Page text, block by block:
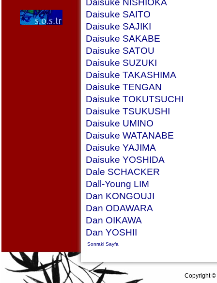
Daisuke NISHIOKA
Daisuke SAITO
Daisuke SAJIKI
Daisuke SAKABE
Daisuke SATOU
Daisuke SUZUKI
Daisuke TAKASHIMA
Daisuke TENGAN
Daisuke TOKUTSUCHI
Daisuke TSUKUSHI
Daisuke UMINO
Daisuke WATANABE
Daisuke YAJIMA
Daisuke YOSHIDA
Dale SCHACKER
Dall-Young LIM
Dan KONGOUJI
Dan ODAWARA
Dan OIKAWA
Dan YOSHII
Sonraki Sayfa
Copyright ©